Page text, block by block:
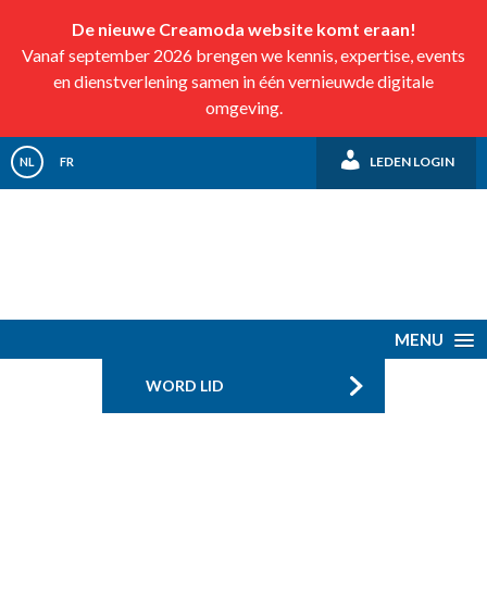
De nieuwe Creamoda website komt eraan!
Vanaf september 2026 brengen we kennis, expertise, events
en dienstverlening samen in één vernieuwde digitale
omgeving.
NL FR LEDEN LOGIN
MENU
WORD LID